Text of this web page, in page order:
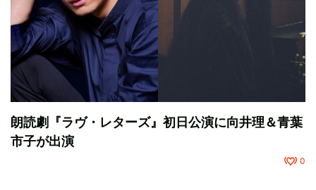
朗読劇『ラヴ・レターズ』初日公演に向井理＆青葉
市子が出演
0